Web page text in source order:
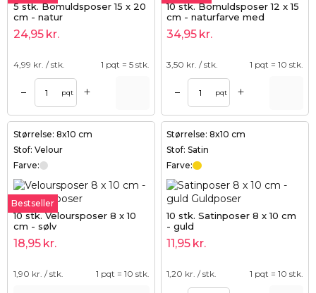
5 stk. Bomuldsposer 15 x 20
cm - natur
24,95 kr.
4,99 kr. / stk. 1 pqt = 5 stk.
– pqt +
10 stk. Bomuldsposer 12 x 15
cm - naturfarve med
dobbelt snor
34,95 kr.
3,50 kr. / stk. 1 pqt = 10 stk.
– pqt +
Størrelse: 8x10 cm
Stof: Velour
Farve:
Bestseller
10 stk. Veloursposer 8 x 10
cm - sølv
18,95 kr.
1,90 kr. / stk. 1 pqt = 10 stk.
Størrelse: 8x10 cm
Stof: Satin
Farve:
10 stk. Satinposer 8 x 10 cm
- guld
11,95 kr.
1,20 kr. / stk. 1 pqt = 10 stk.